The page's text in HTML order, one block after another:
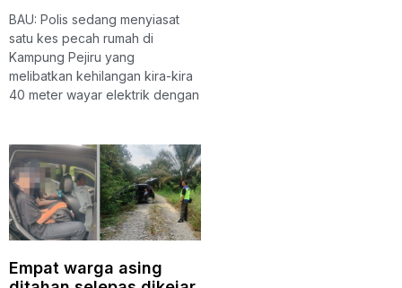
BAU: Polis sedang menyiasat
satu kes pecah rumah di
Kampung Pejiru yang
melibatkan kehilangan kira-kira
40 meter wayar elektrik dengan
Empat warga asing